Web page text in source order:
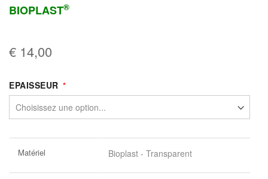
BIOPLAST®
€ 14,00
EPAISSEUR
d’information
Matériel Bioplast - Transparent